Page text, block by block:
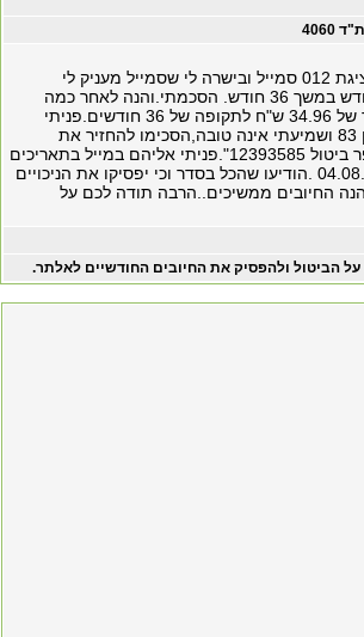
בתאריך 29.04.15,התקשרה אלי נציגת 012 סמייל ובישרה לי שסמייל מעניק לי
"מתנה"טאבלט".תמורת 4 ש"ח לתודש במשך 36 חודש. הסכמתי.והנה לאחר כמה
ימים אני נוכח לדעת שחוייבתי בסך של 34.96 ש"ח לתקופה של 36 חודשים.פניתי
אליהם ואמרתי להם שאני קשיש בן 83 ושמיעתי אינה טובה,הסכימו להחזיר את
הטאבלט שלא השתמשתי בו."מספר ביטול 12393585".פניתי אליהם במייל בתאריכים
19.05.15-22.06.15 04.08.15-17.08.15 .הודיעו שהכל בסדר וכי יפסיקו את הניכויים
החיובים ממשיכים..הרבה תודה לכם על